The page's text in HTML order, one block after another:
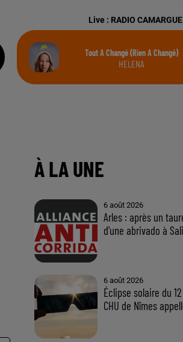
Live : RADIO CAMARGUE
Tout A Changé (rien A Changé)
HELENA